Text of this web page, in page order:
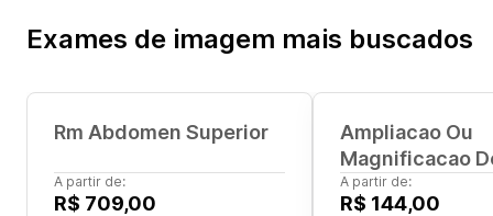
Exames de imagem mais buscados
Rm Abdomen Superior
A partir de:
R$ 709,00
Ampliacao Ou
Magnificacao
Mamaria
A partir de:
R$ 144,00